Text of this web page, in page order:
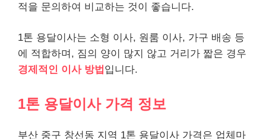
적을 문의하여 비교하는 것이 좋습니다.
1톤 용달이사는 소형 이사, 원룸 이사, 가구 배송 등
에 적합하며, 짐의 양이 많지 않고 거리가 짧은 경우
경제적인 이사 방법 입니다.
1톤 용달이사 가격 정보
부산 중구 창선동 지역 1톤 용달이사 가격은 업체마